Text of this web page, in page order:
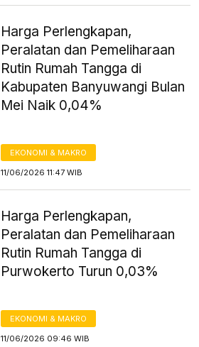
Harga Perlengkapan,
Peralatan dan Pemeliharaan
Rutin Rumah Tangga di
Kabupaten Banyuwangi Bulan
Mei Naik 0,04%
EKONOMI & MAKRO
11/06/2026 11:47 WIB
Harga Perlengkapan,
Peralatan dan Pemeliharaan
Rutin Rumah Tangga di
Purwokerto Turun 0,03%
EKONOMI & MAKRO
11/06/2026 09:46 WIB